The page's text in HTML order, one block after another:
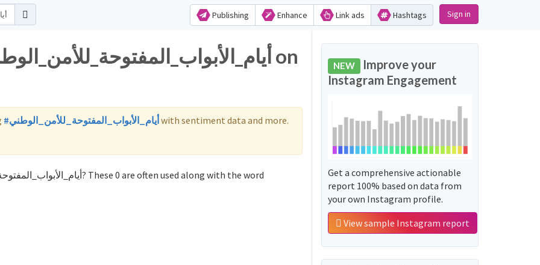
Publishing Enhance Link ads Hashtags Sign in
#أيام_الأبواب_المفتوحة_للأمن_الوطني with sentiment data and more.
NEW Improve your
Instagram Engagement
Get a comprehensive actionable
report 100% based on data from
your own Instagram profile.
View sample Instagram report